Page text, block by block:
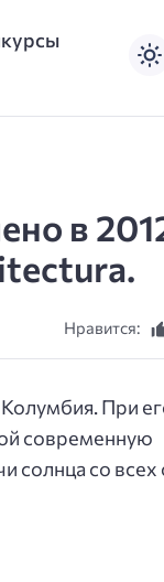
в
Нравится:
При
современную
солнца со всех